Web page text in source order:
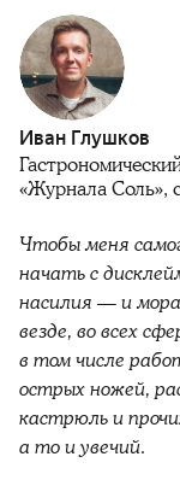
Иван Глушков
«Журнала Соль»,
Чтобы меня
начать с
насилия — и
везде, во всех
в том числе
острых ножей,
кастрюль и
а то и увечий.